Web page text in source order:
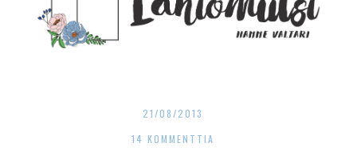
21/08/2013
14 KOMMENTTIA